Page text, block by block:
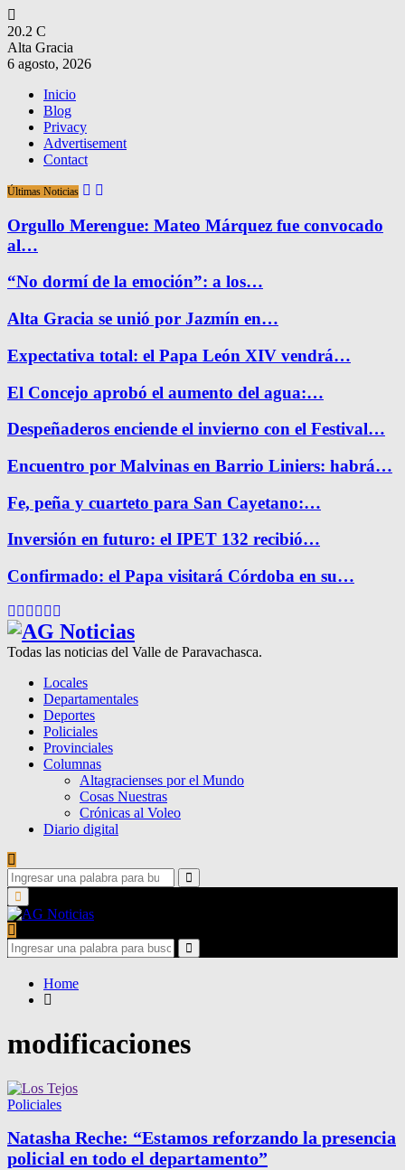
20.2 C
Alta Gracia
6 agosto, 2026
Inicio
Blog
Privacy
Advertisement
Contact
Últimas Noticias
Orgullo Merengue: Mateo Márquez fue convocado
al…
“No dormí de la emoción”: a los…
Alta Gracia se unió por Jazmín en…
Expectativa total: el Papa León XIV vendrá…
El Concejo aprobó el aumento del agua:…
Despeñaderos enciende el invierno con el Festival…
Encuentro por Malvinas en Barrio Liniers: habrá…
Fe, peña y cuarteto para San Cayetano:…
Inversión en futuro: el IPET 132 recibió…
Confirmado: el Papa visitará Córdoba en su…
Facebook
Twitter
Instagram
Pinterest
Google
Todas las noticias del Valle de Paravachasca.
Locales
Departamentales
Deportes
Policiales
Provinciales
Columnas
Altagracienses por el Mundo
Cosas Nuestras
Crónicas al Voleo
Diario digital
Search
for:
Search
Primary
Menu
Search
for:
Search
Home
modificaciones
Policiales
Natasha Reche: “Estamos reforzando la presencia
policial en todo el departamento”